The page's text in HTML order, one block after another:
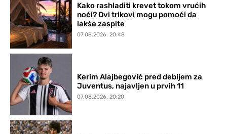
Kako rashladiti krevet tokom vrućih
noći? Ovi trikovi mogu pomoći da
lakše zaspite
07.08.2026. 20:48
Kerim Alajbegović pred debijem za
Juventus, najavljen u prvih 11
07.08.2026. 20:20